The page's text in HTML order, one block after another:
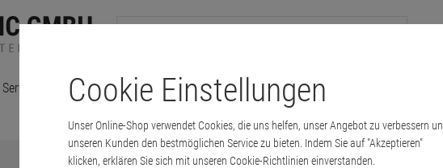
Server & Workstations Printer & Copiers Cables Multimedia & HDTV
Cookie Einstellungen
Unser Online-Shop verwendet Cookies, die uns helfen, unser Angebot zu verbessern
unseren Kunden den bestmöglichen Service zu bieten. Indem Sie auf "Akzeptieren"
klicken, erklären Sie sich mit unseren Cookie-Richtlinien einverstanden.